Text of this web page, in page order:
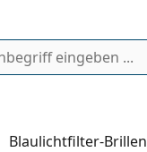
Blaulichtfilter-Brillen